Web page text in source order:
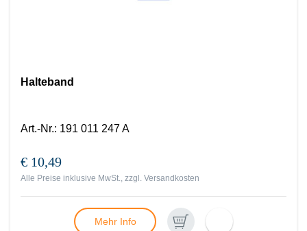
Halteband
Art.-Nr.: 191 011 247 A
€ 10,49
Alle Preise inklusive MwSt., zzgl. Versandkosten
Mehr Info